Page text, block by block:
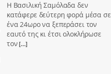
Η Βασιλική Σαμόλαδα δεν
κατάφερε δεύτερη φορά μέσα σε
ένα 24ωρο να ξεπεράσει τον
εαυτό της κι έτσι ολοκλήρωσε
τον[…]